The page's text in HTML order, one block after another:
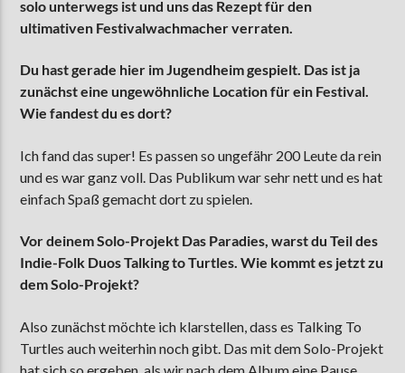
00:00 18:00
ZU HÖREN IN Münster90,9 MHzSteinfurt103,9 MHz
solo unterwegs ist und uns das Rezept für den
ultimativen Festivalwachmacher verraten.
Du hast gerade hier im Jugendheim gespielt. Das ist ja
zunächst eine ungewöhnliche Location für ein Festival.
Wie fandest du es dort?
Ich fand das super! Es passen so ungefähr 200 Leute da rein
und es war ganz voll. Das Publikum war sehr nett und es hat
einfach Spaß gemacht dort zu spielen.
Vor deinem Solo-Projekt Das Paradies, warst du Teil des
Indie-Folk Duos Talking to Turtles. Wie kommt es jetzt zu
dem Solo-Projekt?
Also zunächst möchte ich klarstellen, dass es Talking To
Turtles auch weiterhin noch gibt. Das mit dem Solo-Projekt
hat sich so ergeben, als wir nach dem Album eine Pause